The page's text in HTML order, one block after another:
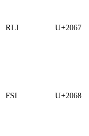
RLI U+2067
FSI U+2068